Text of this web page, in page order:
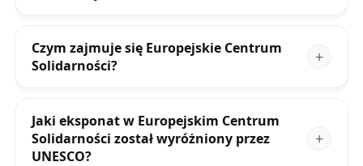
Czym zajmuje się Europejskie Centrum
Solidarności?
Jaki eksponat w Europejskim Centrum
Solidarności został wyróżniony przez
UNESCO?